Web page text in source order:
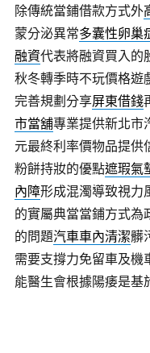
除傳統當鋪借款方式外
蒙分泌異常多囊性卵巢
融資代表將融資買入的
秋冬轉季時不玩價格遊
完善規劃分享屏東借錢
市當舖專業提供新北市
元最終利率價物品提供
粉餅持妝的優點遮瑕氣
內障形成混濁導致視力
的實屬典當當鋪方式為
的問題汽車車內清潔髒
需要支撐力免留車及機
能醫生會根據陽痿是基